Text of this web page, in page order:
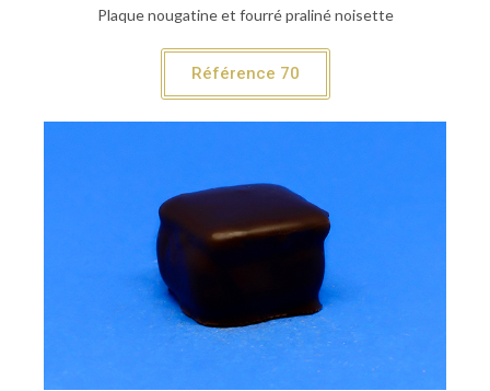
Plaque nougatine et fourré praliné noisette
Référence 70